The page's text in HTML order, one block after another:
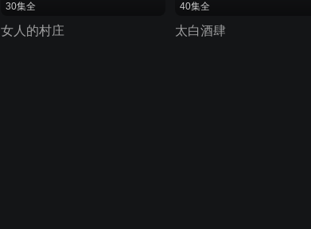
30集全
女人的村庄
40集全
太白酒肆